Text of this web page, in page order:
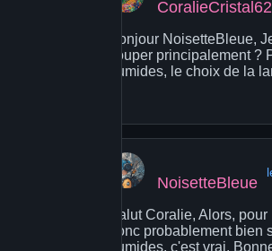
CoralieCristal62
Bonjour NoisetteBleue,
couper principalement
humides, le choix de la
NoisetteBleue
Salut Coralie, Alors,
donc probablement
humides, c'est vrai.